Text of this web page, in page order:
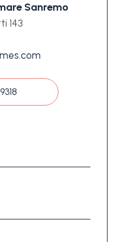
Sanremo
143